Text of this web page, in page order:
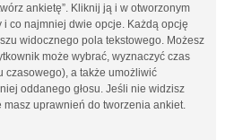
ankietę”. Kliknij ją i w otworzonym
i co najmniej dwie opcje. Każdą opcję
widocznego pola tekstowego. Możesz
może wybrać, wyznaczyć czas
czasowego), a także umożliwić
oddanego głosu. Jeśli nie widzisz
uprawnień do tworzenia ankiet.